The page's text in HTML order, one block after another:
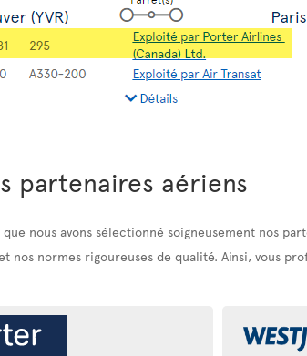
partenaires aériens
que nous avons sélectionné soigneusement nos
nos normes rigoureuses de qualité. Ainsi, vous